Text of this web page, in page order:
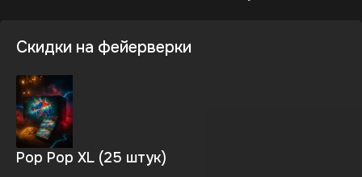
Скидки на фейерверки
Pop Pop XL (25 штук)